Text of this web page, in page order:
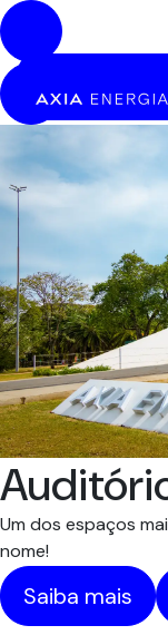
Pular para o
Um dos espaços
nome!
Saiba mais